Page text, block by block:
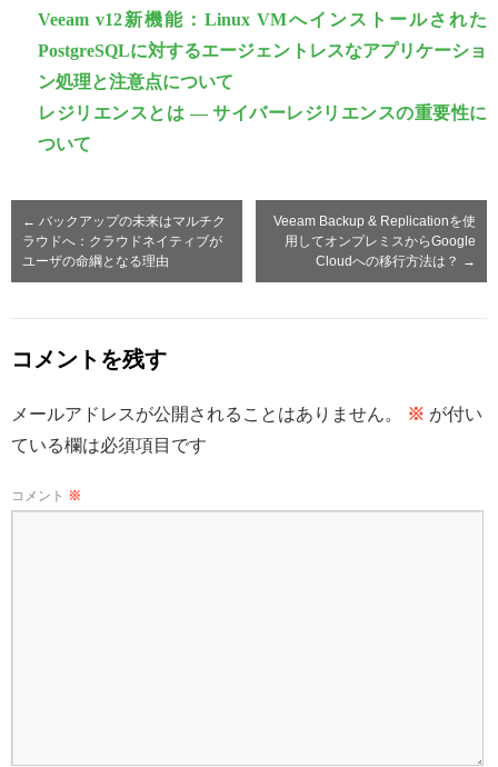
Veeam v12新機能：Linux VMへインストールされた
PostgreSQLに対するエージェントレスなアプリケーショ
ン処理と注意点について
レジリエンスとは ― サイバーレジリエンスの重要性に
ついて
← バックアップの未来はマルチク
ラウドへ：クラウドネイティブが
ユーザの命綱となる理由
Veeam Backup & Replicationを使
用してオンプレミスからGoogle
Cloudへの移行方法は？ →
コメントを残す
メールアドレスが公開されることはありません。 ※ が付い
ている欄は必須項目です
コメント ※